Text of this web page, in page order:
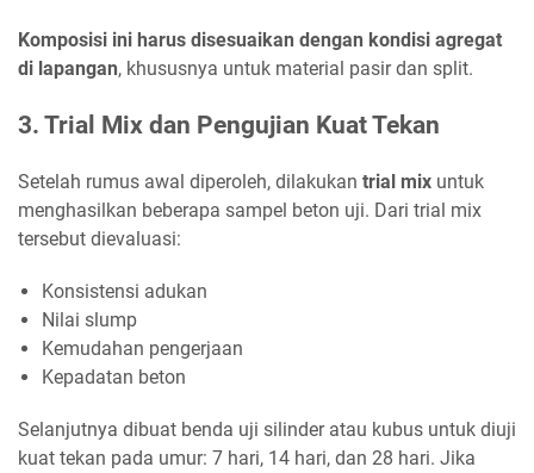
Komposisi ini harus disesuaikan dengan kondisi agregat
di lapangan, khususnya untuk material pasir dan split.
3. Trial Mix dan Pengujian Kuat Tekan
Setelah rumus awal diperoleh, dilakukan trial mix untuk
menghasilkan beberapa sampel beton uji. Dari trial mix
tersebut dievaluasi:
Konsistensi adukan
Nilai slump
Kemudahan pengerjaan
Kepadatan beton
Selanjutnya dibuat benda uji silinder atau kubus untuk diuji
kuat tekan pada umur: 7 hari, 14 hari, dan 28 hari. Jika